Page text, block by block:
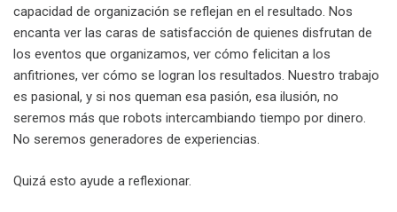
capacidad de organización se reflejan en el resultado. Nos
encanta ver las caras de satisfacción de quienes disfrutan de
los eventos que organizamos, ver cómo felicitan a los
anfitriones, ver cómo se logran los resultados. Nuestro trabajo
es pasional, y si nos queman esa pasión, esa ilusión, no
seremos más que robots intercambiando tiempo por dinero.
No seremos generadores de experiencias.
Quizá esto ayude a reflexionar.